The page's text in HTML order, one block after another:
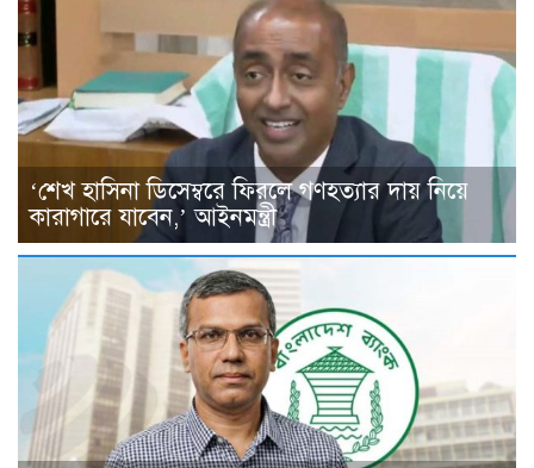
‘শেখ হাসিনা ডিসেম্বরে ফিরলে গণহত্যার দায় নিয়ে
কারাগারে যাবেন,’ আইনমন্ত্রী